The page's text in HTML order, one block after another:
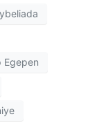
Egepen